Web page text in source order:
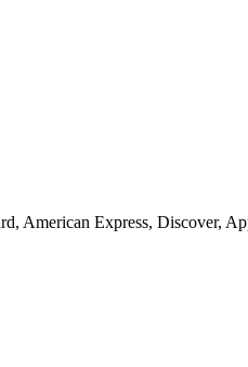
American Express, Discover,